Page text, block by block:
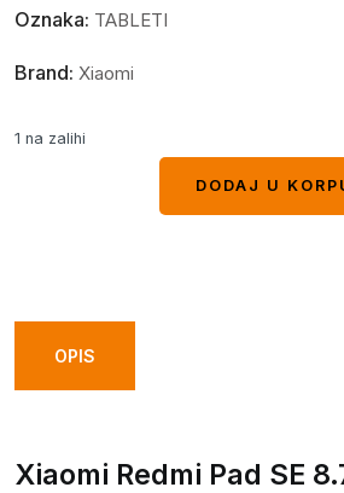
Oznaka: TABLETI
Brand: Xiaomi
1 na zalihi
DODAJ U
OPIS
Xiaomi Redmi Pad SE